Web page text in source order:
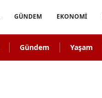
GÜNDEM EKONOMİ
Gündem Yaşam